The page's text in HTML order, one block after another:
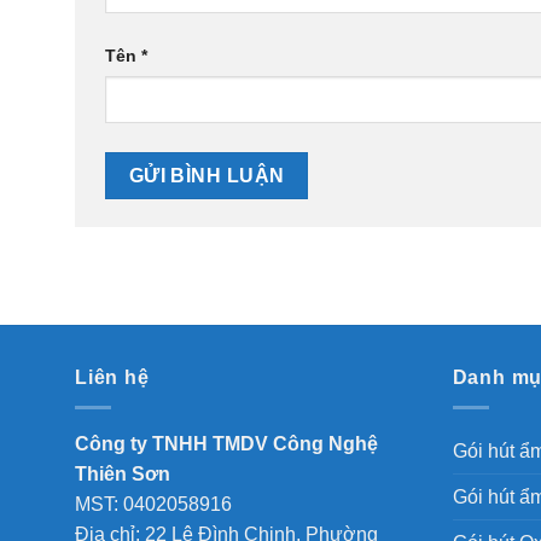
Tên *
Liên hệ
Công ty TNHH TMDV Công Nghệ
Thiên Sơn
MST: 0402058916
Địa chỉ: 22 Lê Đình Chinh, Phường
Danh
Gói hút
Gói hút